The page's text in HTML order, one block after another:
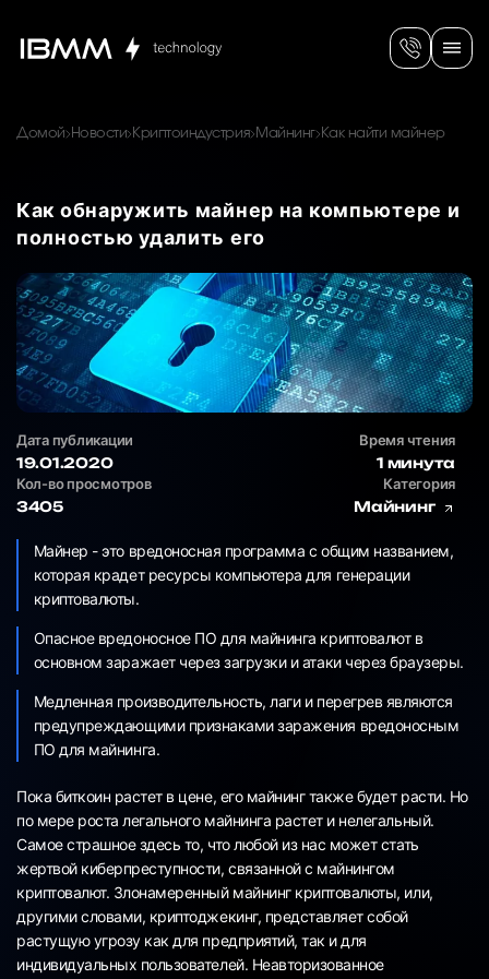
Домой Новости Криптоиндустрия Майнинг Как найти майнер
Как обнаружить майнер на компьютере и
полностью удалить его
Дата публикации
19.01.2020
Время чтения
1 минута
Кол-во просмотров
3405
Категория
Майнинг
Майнер - это вредоносная программа с общим названием,
которая крадет ресурсы компьютера для генерации
криптовалюты.
Опасное вредоносное ПО для майнинга криптовалют в
основном заражает через загрузки и атаки через браузеры.
Медленная производительность, лаги и перегрев являются
предупреждающими признаками заражения вредоносным
ПО для майнинга.
Пока биткоин растет в цене, его майнинг также будет расти. Но
по мере роста легального майнинга растет и нелегальный.
Самое страшное здесь то, что любой из нас может стать
жертвой киберпреступности, связанной с майнингом
криптовалют. Злонамеренный майнинг криптовалюты, или,
другими словами, криптоджекинг, представляет собой
растущую угрозу как для предприятий, так и для
индивидуальных пользователей. Неавторизованное